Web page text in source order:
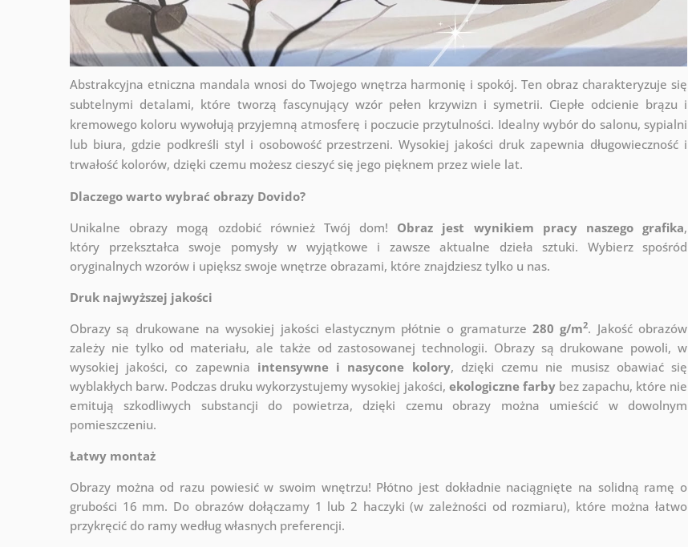
Abstrakcyjna etniczna mandala wnosi do Twojego wnętrza harmonię i spokój. Ten obraz charakteryzuje się
subtelnymi detalami, które tworzą fascynujący wzór pełen krzywizn i symetrii. Ciepłe odcienie brązu i
kremowego koloru wywołują przyjemną atmosferę i poczucie przytulności. Idealny wybór do salonu, sypialni
lub biura, gdzie podkreśli styl i osobowość przestrzeni. Wysokiej jakości druk zapewnia długowieczność i
trwałość kolorów, dzięki czemu możesz cieszyć się jego pięknem przez wiele lat.
Dlaczego warto wybrać obrazy Dovido?
Unikalne obrazy mogą ozdobić również Twój dom! Obraz jest wynikiem pracy naszego grafika,
który przekształca swoje pomysły w wyjątkowe i zawsze aktualne dzieła sztuki. Wybierz spośród
oryginalnych wzorów i upiększ swoje wnętrze obrazami, które znajdziesz tylko u nas.
Druk najwyższej jakości
Obrazy są drukowane na wysokiej jakości elastycznym płótnie o gramaturze280 g/m2. Jakość obrazów
zależy nie tylko od materiału, ale także od zastosowanej technologii. Obrazy są drukowane powoli, w
wysokiej jakości, co zapewnia intensywne i nasycone kolory, dzięki czemu nie musisz obawiać się
wyblakłych barw. Podczas druku wykorzystujemy wysokiej jakości, ekologiczne farbybez zapachu, które nie
emitują szkodliwych substancji do powietrza, dzięki czemu obrazy można umieścić w dowolnym
pomieszczeniu.
Łatwy montaż
Obrazy można od razu powiesić w swoim wnętrzu! Płótno jest dokładnie naciągnięte na solidną ramę o
grubości 16 mm. Do obrazów dołączamy 1 lub 2 haczyki (w zależności od rozmiaru), które można łatwo
przykręcić do ramy według własnych preferencji.